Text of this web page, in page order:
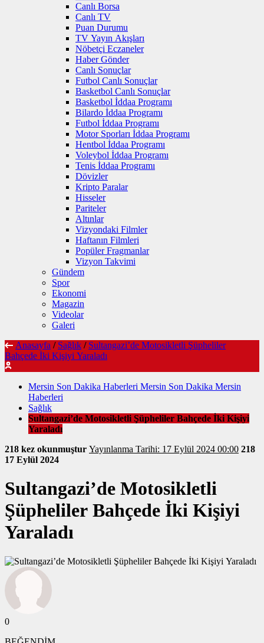
Canlı Borsa
Canlı TV
Puan Durumu
TV Yayın Akışları
Nöbetçi Eczaneler
Haber Gönder
Canlı Sonuçlar
Futbol Canlı Sonuçlar
Basketbol Canlı Sonuçlar
Basketbol İddaa Programı
Bilardo İddaa Programı
Futbol İddaa Programı
Motor Sporları İddaa Programı
Hentbol İddaa Programı
Voleybol İddaa Programı
Tenis İddaa Programı
Dövizler
Kripto Paralar
Hisseler
Pariteler
Altınlar
Vizyondaki Filmler
Haftanın Filmleri
Popüler Fragmanlar
Vizyon Takvimi
Gündem
Spor
Ekonomi
Magazin
Videolar
Galeri
Anasayfa / Sağlık / Sultangazi’de Motosikletli Şüpheliler
Bahçede İki Kişiyi Yaraladı
Mersin Son Dakika Haberleri Mersin Son Dakika Mersin
Haberleri
Sağlık
Sultangazi’de Motosikletli Şüpheliler Bahçede İki Kişiyi
Yaraladı
218 kez okunmuştur
Yayınlanma Tarihi: 17 Eylül 2024 00:00 218
17 Eylül 2024
Sultangazi’de Motosikletli
Şüpheliler Bahçede İki Kişiyi
Yaraladı
0